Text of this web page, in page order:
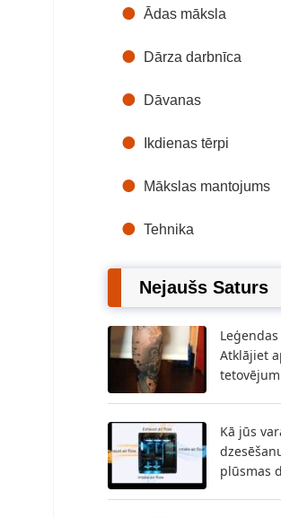
Ādas māksla
Dārza darbnīca
Dāvanas
Ikdienas tērpi
Mākslas mantojums
Tehnika
Nejaušs Saturs
Atklājiet
Kā jūs
plūsmas